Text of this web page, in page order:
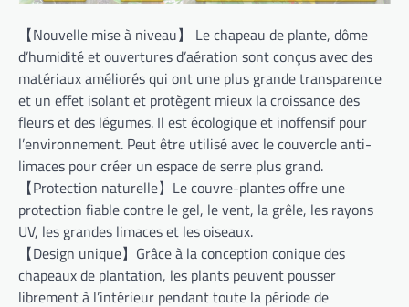
【Nouvelle mise à niveau】 Le chapeau de plante, dôme
d’humidité et ouvertures d’aération sont conçus avec des
matériaux améliorés qui ont une plus grande transparence
et un effet isolant et protègent mieux la croissance des
fleurs et des légumes. Il est écologique et inoffensif pour
l’environnement. Peut être utilisé avec le couvercle anti-
limaces pour créer un espace de serre plus grand.
【Protection naturelle】Le couvre-plantes offre une
protection fiable contre le gel, le vent, la grêle, les rayons
UV, les grandes limaces et les oiseaux.
【Design unique】Grâce à la conception conique des
chapeaux de plantation, les plants peuvent pousser
librement à l’intérieur pendant toute la période de